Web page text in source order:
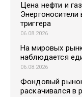
Цена нефти и
триггера
06.08.2026
На мировых
наблюдается
06.08.2026
Фондовый
раскачивался в